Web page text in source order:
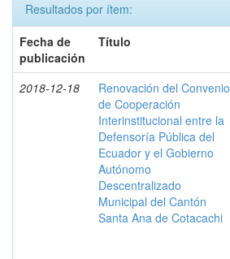
Resultados por ítem:
Fecha de
publicación
Título
2018-12-18
Renovación del Convenio
de Cooperación
Interinstitucional entre la
Defensoría Pública del
Ecuador y el Gobierno
Autónomo
Descentralizado
Municipal del Cantón
Santa Ana de Cotacachi